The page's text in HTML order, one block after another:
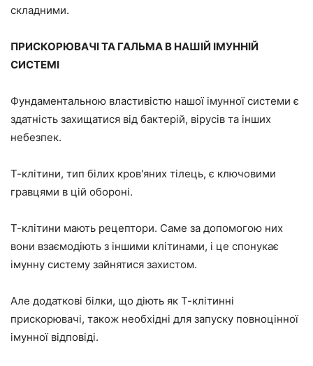
складними.
ПРИСКОРЮВАЧІ ТА ГАЛЬМА В НАШІЙ ІМУННІЙ
СИСТЕМІ
Фундаментальною властивістю нашої імунної системи є
здатність захищатися від бактерій, вірусів та інших
небезпек.
Т-клітини, тип білих кров'яних тілець, є ключовими
гравцями в цій обороні.
Т-клітини мають рецептори. Саме за допомогою них
вони взаємодіють з іншими клітинами, і це спонукає
імунну систему зайнятися захистом.
Але додаткові білки, що діють як Т-клітинні
прискорювачі, також необхідні для запуску повноцінної
імунної відповіді.